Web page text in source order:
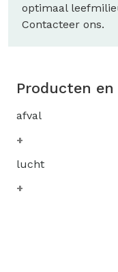
optimaal
Contacteer ons.
Producten
afval
lucht